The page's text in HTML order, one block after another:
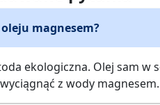
magnesem?
ekologiczna. Olej sam w
z wody magnesem.